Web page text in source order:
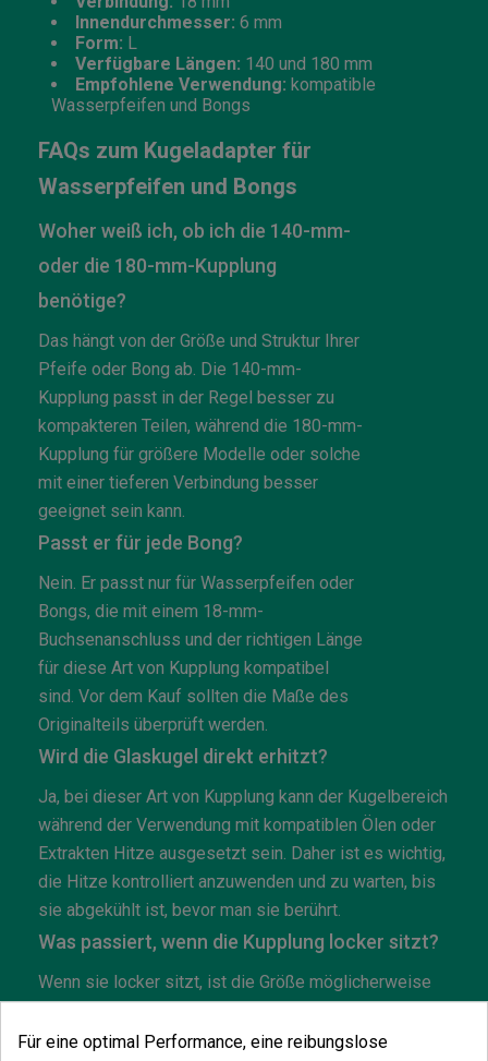
Innendurchmesser: 6 mm
Form: L
Verfügbare Längen: 140 und 180 mm
Empfohlene Verwendung: kompatible
Wasserpfeifen und Bongs
FAQs zum Kugeladapter für
Wasserpfeifen und Bongs
Woher weiß ich, ob ich die 140-mm-
oder die 180-mm-Kupplung
benötige?
Das hängt von der Größe und Struktur Ihrer
Pfeife oder Bong ab. Die 140-mm-
Kupplung passt in der Regel besser zu
kompakteren Teilen, während die 180-mm-
Kupplung für größere Modelle oder solche
mit einer tieferen Verbindung besser
geeignet sein kann.
Passt er für jede Bong?
Nein. Er passt nur für Wasserpfeifen oder
Bongs, die mit einem 18-mm-
Buchsenanschluss und der richtigen Länge
für diese Art von Kupplung kompatibel
sind. Vor dem Kauf sollten die Maße des
Originalteils überprüft werden.
Wird die Glaskugel direkt erhitzt?
Ja, bei dieser Art von Kupplung kann der Kugelbereich
während der Verwendung mit kompatiblen Ölen oder
Extrakten Hitze ausgesetzt sein. Daher ist es wichtig,
die Hitze kontrolliert anzuwenden und zu warten, bis
sie abgekühlt ist, bevor man sie berührt.
Was passiert, wenn die Kupplung locker sitzt?
Wenn sie locker sitzt, ist die Größe möglicherweise
abgenutzt. Es ist nicht ratsam, sie zu erzwingen oder
Für eine optimal Performance, eine reibungslose